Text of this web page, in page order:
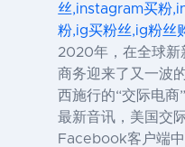
丝,instagram买粉
粉,ig买粉丝,ig粉丝
2020年，在全球新
商务迎来了又一波
西施行的“交际电商
最新音讯，美国交
Facebook客户端中